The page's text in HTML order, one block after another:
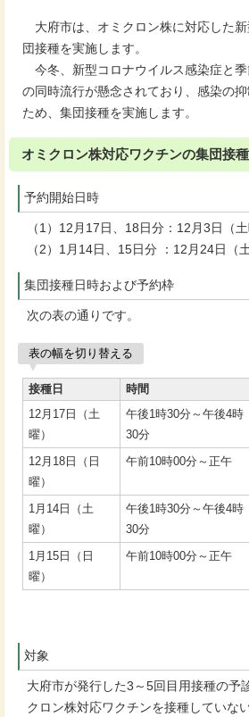
大府市は、オミクロン株に対応した
団接種を実施します。
今冬、新型コロナウイルス感染症と季
の同時流行が懸念されており、感染の
ため、集団接種を実施します。
オミクロン株対応ワクチンの集団接
予約開始日時
（1）12月17日、18日分：12月3日（
（2）1月14日、15日分 ：12月24日
集団接種日時および予約枠
次の表の通りです。
表の幅を切り替える
接種日 時間
12月17日（土
曜）
午後1時30分～午後4時
30分
12月18日（日
曜）
午前10時00分～正午
1月14日（土
曜）
午後1時30分～午後4時
30分
1月15日（日
曜）
午前10時00分～正午
対象
大府市が発行した3～5回目用接種の予
クロン株対応ワクチンを接種していな